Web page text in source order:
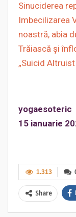
Sinuciderea
Imbecilizarea
noastră, abia
Trăiască și
„Suicid
yogaesoteric
15 ianuarie
1.313
Share